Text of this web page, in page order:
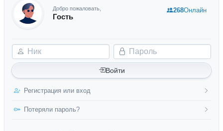
Добро пожаловать,
Гость
Ник Пароль
Войти
Регистрация или вход
Потеряли пароль?
268Онлайн